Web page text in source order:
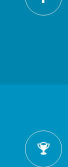
PREISE